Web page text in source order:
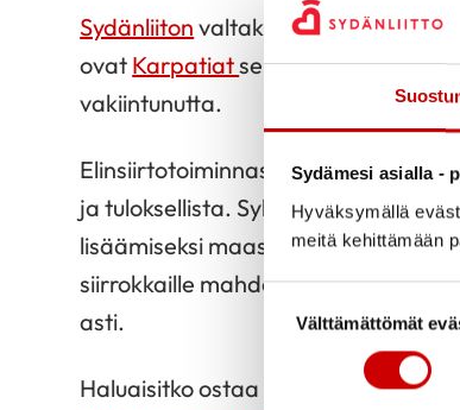
Sydämesi asialla -
Hyväksymällä
meitä kehittämään
Suostumuksen valinta
Välttämättömät
Sydänliiton valtakunnallisena
ovat KarpatiatsekäSydänlapset ja
vakiintunutta.
Elinsiirtotoiminnassa ja
ja tuloksellista. Syke onLahja
lisäämiseksi maassamme. Syke on
siirrokkaille mahdollisuuden liikkua
asti.
Haluaisitko ostaa Syke-logolla